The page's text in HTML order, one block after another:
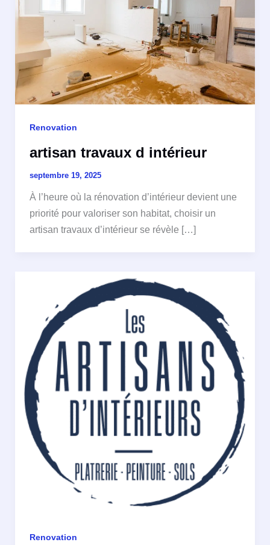
Renovation
artisan travaux d intérieur
septembre 19, 2025
À l’heure où la rénovation d’intérieur devient une
priorité pour valoriser son habitat, choisir un
artisan travaux d’intérieur se révèle […]
Renovation